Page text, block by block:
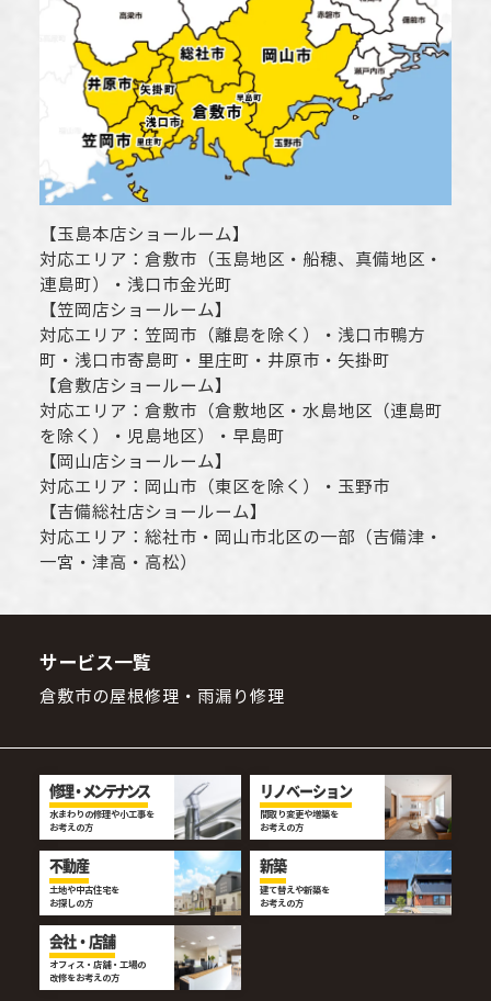
【玉島本店ショールーム】
対応エリア： 倉敷市 （玉島地区・船穂、真備地区・
連島町）・ 浅口市金光町
【笠岡店ショールーム】
対応エリア： 笠岡市（離島を除く） ・ 浅口市鴨方
町・ 浅口市寄島町・里庄町・ 井原市 ・矢掛町
【倉敷店ショールーム】
対応エリア： 倉敷市 （倉敷地区・水島地区（連島町
を除く）・児島地区）・早島町
【 岡山店ショールーム】
対応エリア： 岡山市 （東区を除く）・玉野市
【吉備総社店ショールーム】
対応エリア： 総社市 ・ 岡山市北区の一部（吉備津・
一宮・津高・高松）
サービス一覧
倉敷市の屋根修理・雨漏り修理
修理・メンテナンス
水まわりの修理や小工事を
お考えの方
リノベーション
間取り変更や増築を
お考えの方
不動産
土地や中古住宅を
お探しの方
新築
建て替えや新築を
お考えの方
会社・店舗
オフィス・店舗・工場の
改修をお考えの方